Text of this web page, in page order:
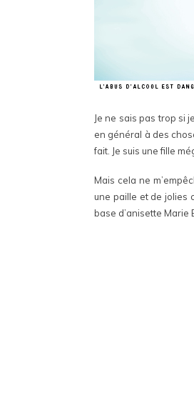
Je ne sais pas trop si
en général à des
fait. Je suis une fille
Mais cela ne
une paille et de jolies
base d’anisette Marie